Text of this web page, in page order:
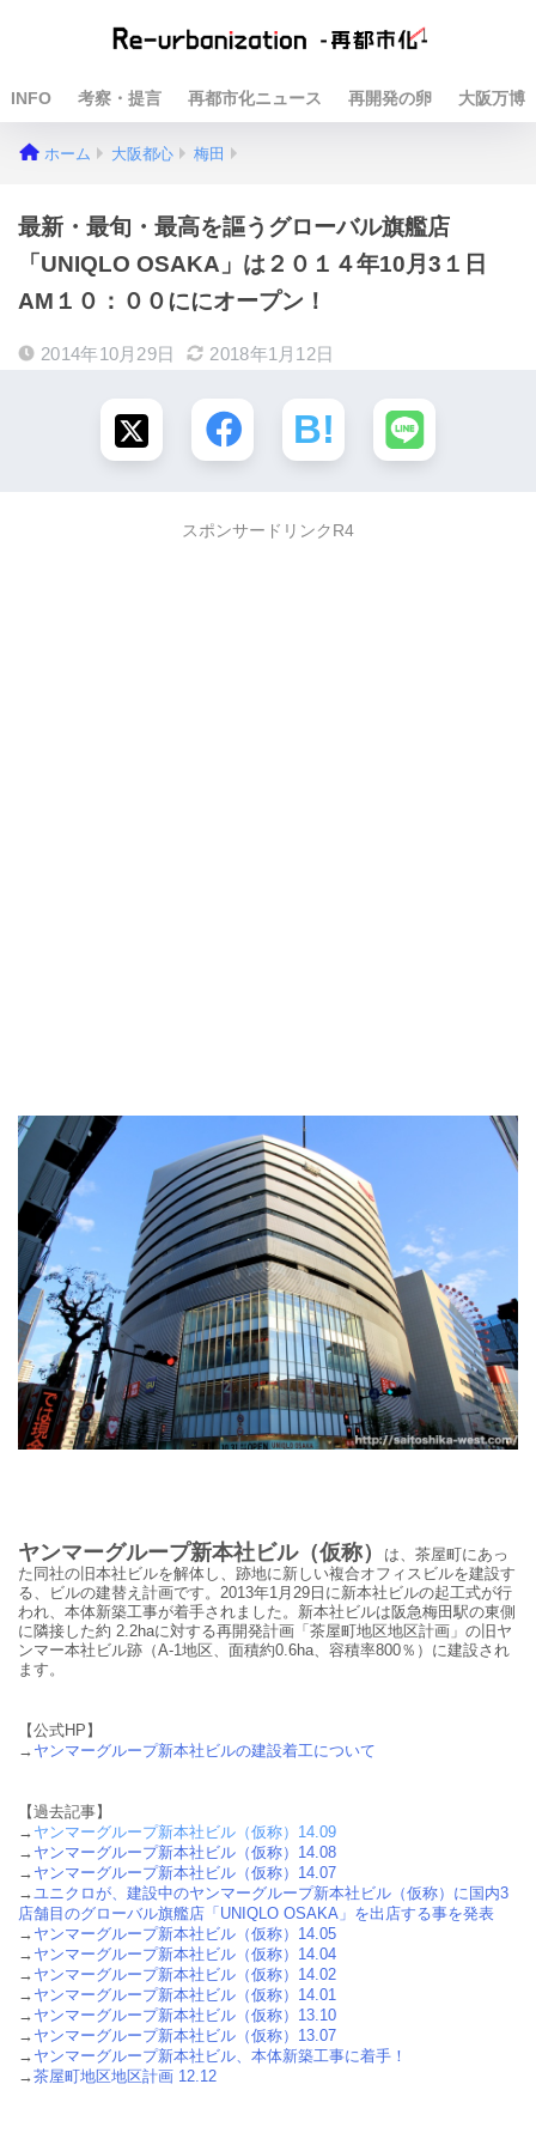
INFO 考察・提言 再都市化ニュース 再開発の卵 大阪万博
ホーム 大阪都心 梅田
最新・最旬・最高を謳うグローバル旗艦店
「UNIQLO OSAKA」は２０１４年10月3１日
AM１０：００ににオープン！
2014年10月29日 2018年1月12日
スポンサードリンクR4
ヤンマーグループ新本社ビル（仮称）
は、茶屋町にあっ
た同社の旧本社ビルを解体し、跡地に新しい複合オフィスビルを建設す
る、ビルの建替え計画です。2013年1月29日に新本社ビルの起工式が行
われ、本体新築工事が着手されました。新本社ビルは阪急梅田駅の東側
に隣接した約 2.2haに対する再開発計画「茶屋町地区地区計画」の旧ヤ
ンマー本社ビル跡（A-1地区、面積約0.6ha、容積率800％）に建設され
ます。
【公式HP】
→ ヤンマーグループ新本社ビルの建設着工について
【過去記事】
→ ヤンマーグループ新本社ビル（仮称）14.09
→ ヤンマーグループ新本社ビル（仮称）14.08
→ ヤンマーグループ新本社ビル（仮称）14.07
→ ユニクロが、建設中のヤンマーグループ新本社ビル（仮称）に国内3
店舗目のグローバル旗艦店「UNIQLO OSAKA」を出店する事を発表
→ ヤンマーグループ新本社ビル（仮称）14.05
→ ヤンマーグループ新本社ビル（仮称）14.04
→ ヤンマーグループ新本社ビル（仮称）14.02
→ ヤンマーグループ新本社ビル（仮称）14.01
→ ヤンマーグループ新本社ビル（仮称）13.10
→ ヤンマーグループ新本社ビル（仮称）13.07
→ ヤンマーグループ新本社ビル、本体新築工事に着手！
→茶屋町地区地区計画 12.12